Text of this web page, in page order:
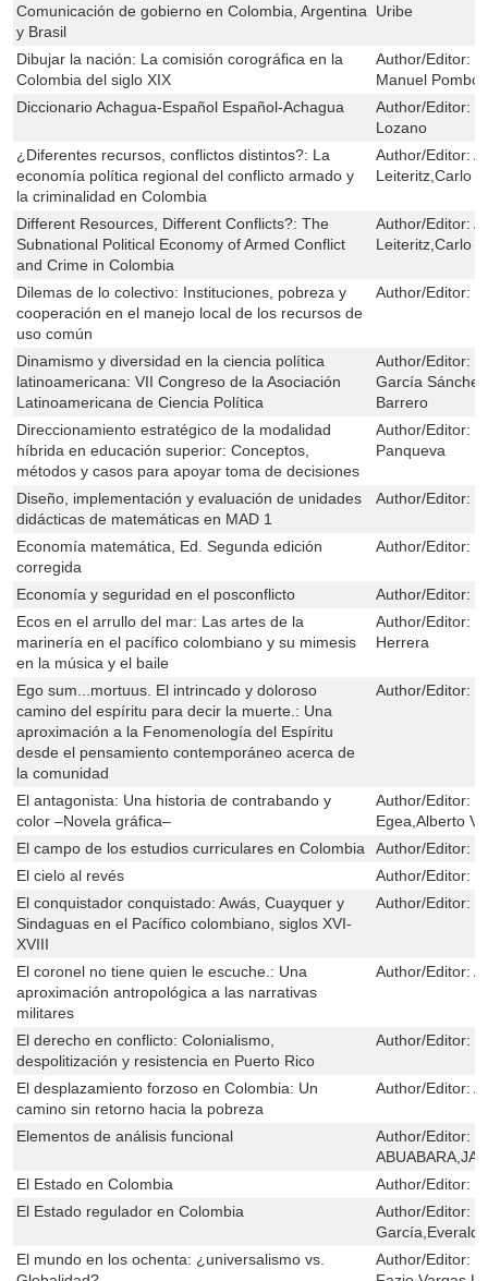
Comunicación de gobierno en Colombia, Argentina
y Brasil
Uribe
Dibujar la nación: La comisión corográfica en la
Colombia del siglo XIX
Author/Editor:
Manuel Pombo
Diccionario Achagua-Español Español-Achagua
Author/Editor:
Lozano
¿Diferentes recursos, conflictos distintos?: La
economía política regional del conflicto armado y
la criminalidad en Colombia
Author/Editor:
Leiteritz,Carlo
Different Resources, Different Conflicts?: The
Subnational Political Economy of Armed Conflict
and Crime in Colombia
Author/Editor:
Leiteritz,Carlo
Dilemas de lo colectivo: Instituciones, pobreza y
cooperación en el manejo local de los recursos de
uso común
Author/Editor:
Dinamismo y diversidad en la ciencia política
latinoamericana: VII Congreso de la Asociación
Latinoamericana de Ciencia Política
Author/Editor:
García
Barrero
Direccionamiento estratégico de la modalidad
híbrida en educación superior: Conceptos,
métodos y casos para apoyar toma de decisiones
Author/Editor:
Panqueva
Diseño, implementación y evaluación de unidades
didácticas de matemáticas en MAD 1
Author/Editor:
Economía matemática, Ed. Segunda edición
corregida
Author/Editor:
Economía y seguridad en el posconflicto Author/Editor:
Ecos en el arrullo del mar: Las artes de la
marinería en el pacífico colombiano y su mimesis
en la música y el baile
Author/Editor:
Herrera
Ego sum...mortuus. El intrincado y doloroso
camino del espíritu para decir la muerte.: Una
aproximación a la Fenomenología del Espíritu
desde el pensamiento contemporáneo acerca de
la comunidad
Author/Editor:
El antagonista: Una historia de contrabando y
color –Novela gráfica–
Author/Editor:
Egea,Alberto
El campo de los estudios curriculares en Colombia
Author/Editor:
El cielo al revés
Author/Editor:
El conquistador conquistado: Awás, Cuayquer y
Sindaguas en el Pacífico colombiano, siglos XVI-
XVIII
Author/Editor:
El coronel no tiene quien le escuche.: Una
aproximación antropológica a las narrativas
militares
Author/Editor:
El derecho en conflicto: Colonialismo,
despolitización y resistencia en Puerto Rico
Author/Editor:
El desplazamiento forzoso en Colombia: Un
camino sin retorno hacia la pobreza
Author/Editor:
Elementos de análisis funcional Author/Editor:
El Estado en Colombia
Author/Editor:
El Estado regulador en Colombia
Author/Editor:
El mundo en los ochenta: ¿universalismo vs.
Author/Editor: